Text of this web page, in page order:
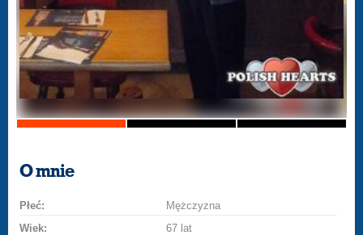
O mnie
Płeć:
Mężczyzna
Wiek:
67 lat